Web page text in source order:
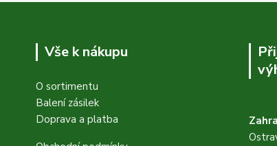
Vše k nákupu
O sortimentu
Balení zásilek
Doprava a platba